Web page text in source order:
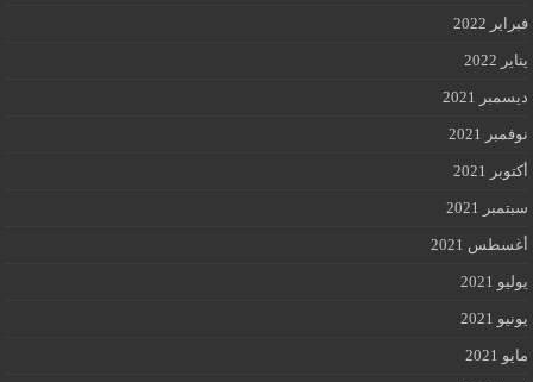
فبراير 2022
يناير 2022
ديسمبر 2021
نوفمبر 2021
أكتوبر 2021
سبتمبر 2021
أغسطس 2021
يوليو 2021
يونيو 2021
مايو 2021